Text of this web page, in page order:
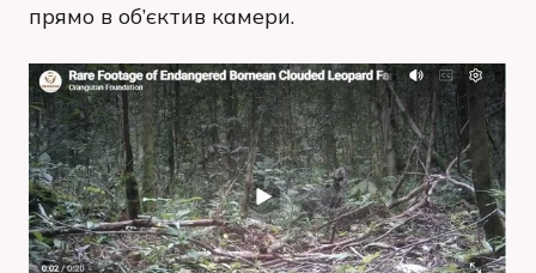
прямо в об’єктив камери.